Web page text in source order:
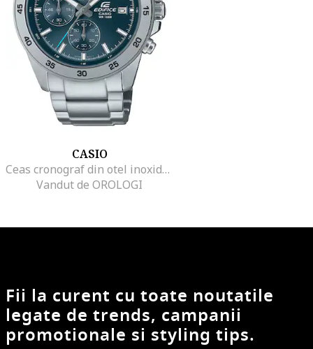
CASIO
Ceas cronograf din otel inoxidabil, Argintiu
Vandut de OROLOGI
Fii la curent cu toate noutatile
legate de trends, campanii
promotionale si styling tips.